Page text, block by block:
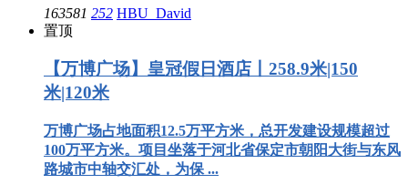
163581 252 HBU_David
置顶
【万博广场】皇冠假日酒店丨258.9米|150
米|120米
万博广场占地面积12.5万平方米，总开发建设规模超过
100万平方米。项目坐落于河北省保定市朝阳大街与东风
路城市中轴交汇处，为保 ...